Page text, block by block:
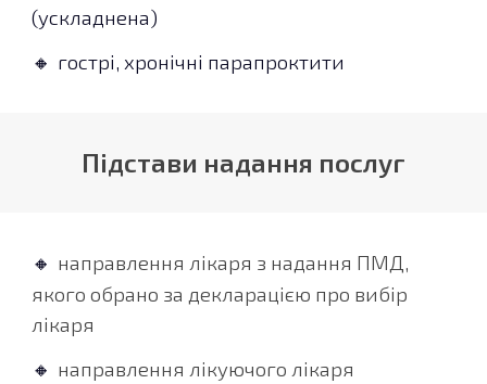
(ускладнена)
🔸 гострі, хронічні парапроктити
Підстави надання послуг
🔸 направлення лікаря з надання ПМД,
якого обрано за декларацією про вибір
лікаря
🔸 направлення лікуючого лікаря